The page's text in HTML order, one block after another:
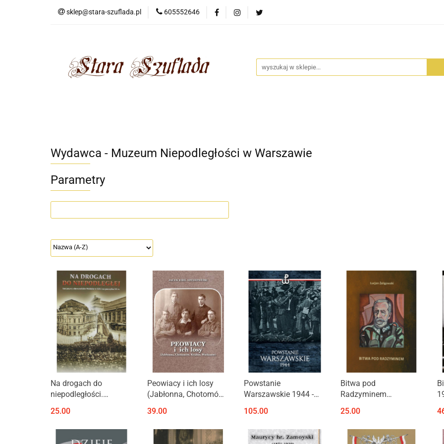
sklep@stara-szuflada.pl 605552646
NOWOŚCI STARA SZUFLADA
Wydawca - Muzeum Niepodległości w Warszawie
Parametry
Na drogach do
niepodległości.
obywatelskie Polaków
w XIX i na początku XX
25.00
Peowiacy i ich losy
(Jabłonna, Chotomów,
39.00
Powstanie
Warszawskie 1944 -
105.00
Produkt niedostępny
Bitwa pod
Radzyminem
z publikacji Wojna w
roku 1920). Reprint
wydawnictwa pod
25.00